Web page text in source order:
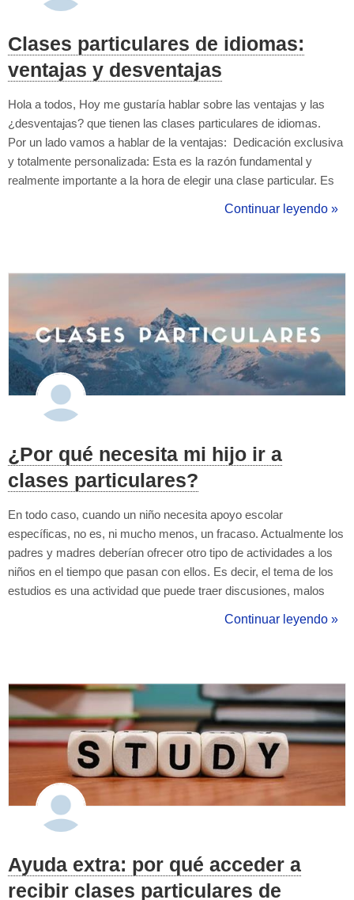
Clases particulares de idiomas:
ventajas y desventajas
Hola a todos, Hoy me gustaría hablar sobre las ventajas y las
¿desventajas? que tienen las clases particulares de idiomas.
Por un lado vamos a hablar de la ventajas: Dedicación exclusiva
y totalmente personalizada: Esta es la razón fundamental y
realmente importante a la hora de elegir una clase particular. Es
enfocarse totalmente en el alumno, lo que significa explic...
Continuar leyendo »
¿Por qué necesita mi hijo ir a
clases particulares?
En todo caso, cuando un niño necesita apoyo escolar
específicas, no es, ni mucho menos, un fracaso. Actualmente los
padres y madres deberían ofrecer otro tipo de actividades a los
niños en el tiempo que pasan con ellos. Es decir, el tema de los
estudios es una actividad que puede traer discusiones, malos
explicar algo. Una de las materias más recomendadas es el arte.
Continuar leyendo »
Ayuda extra: por qué acceder a
recibir clases particulares de